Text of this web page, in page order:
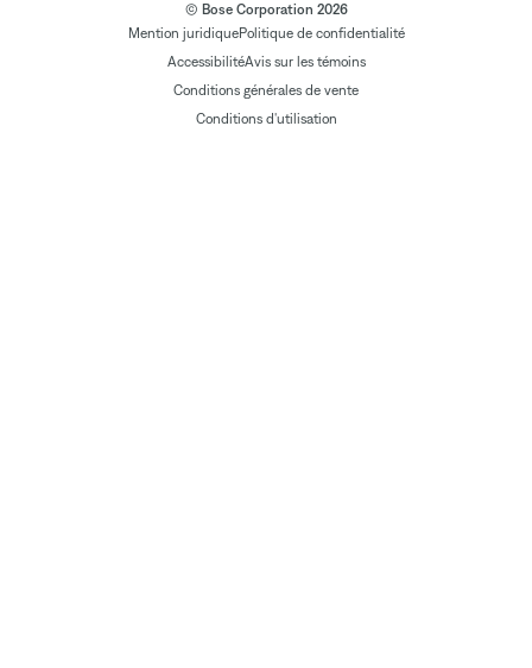
© Bose Corporation 2026
Mention juridiquePolitique de confidentialité
AccessibilitéAvis sur les témoins
Conditions générales de vente
Conditions d'utilisation